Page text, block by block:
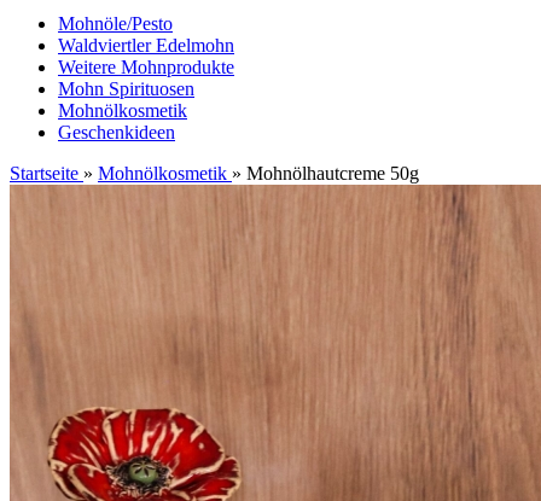
Mohnöle/Pesto
Waldviertler Edelmohn
Weitere Mohnprodukte
Mohn Spirituosen
Mohnölkosmetik
Geschenkideen
Startseite » Mohnölkosmetik » Mohnölhautcreme 50g